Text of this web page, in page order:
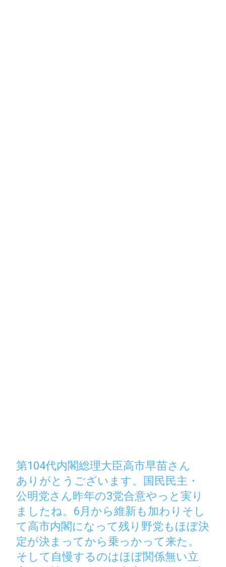
第104代内閣総理大臣高市早苗さん
ありがとうございます。国民民主・
公明党さん昨年の3党合意やっと実り
ましたね。6月から維新も加わりそし
て高市内閣になって残り野党もほぼ決
定が決まってから乗っかって来た。
そして自慢するのはほぼ関係無い立